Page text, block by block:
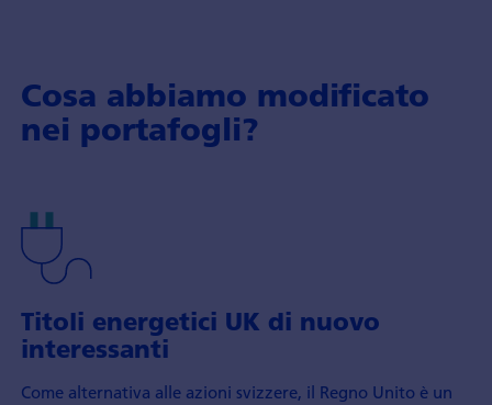
Cosa abbiamo modificato
nei portafogli?
Titoli energetici UK di nuovo
interessanti
Come alternativa alle azioni svizzere, il Regno Unito è un